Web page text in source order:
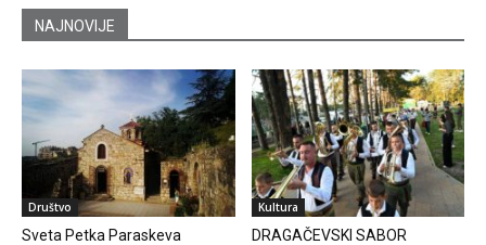
NAJNOVIJE
Društvo
Sveta Petka Paraskeva
Kultura
DRAGAČEVSKI SABOR